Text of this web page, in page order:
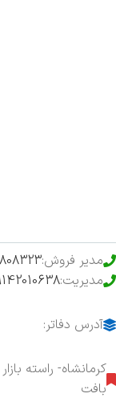
مدیر فروش:
مدیریت:
آدرس دفاتر:
کرمانشاه- راسته
بافت